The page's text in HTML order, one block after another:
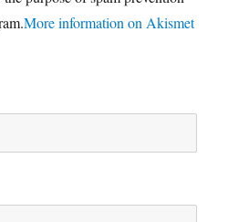
More information on Akismet